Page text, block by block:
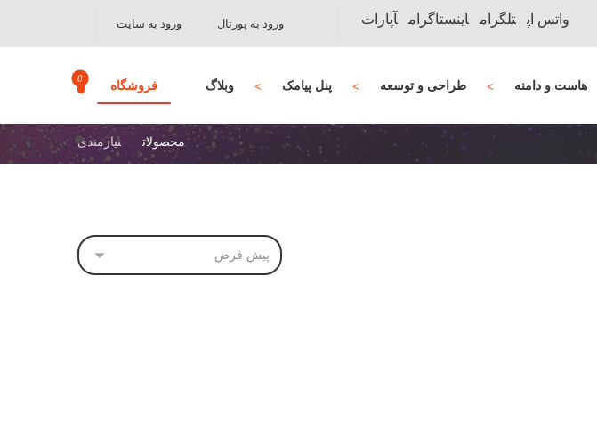
ورود به سایت ورود به پورتال واتس اپ تلگرام اینستاگرام آپارات
هاست و دامنه طراحی و توسعه پنل پیامک وبلاگ فروشگاه
محصولات نیازمندی